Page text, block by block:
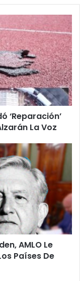
‘Reparación’
La Voz
AMLO Le
Países De